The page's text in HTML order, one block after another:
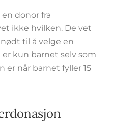
donor fra
ikke hvilken. De vet
til å velge en
kun barnet selv som
er når barnet fyller 15